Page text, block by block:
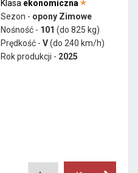
Klasa ekonomiczna
Sezon - opony Zimowe
Nośność - 101 (do 825 kg)
Prędkość - V(do 240 km/h)
Rok produkcji - 2025